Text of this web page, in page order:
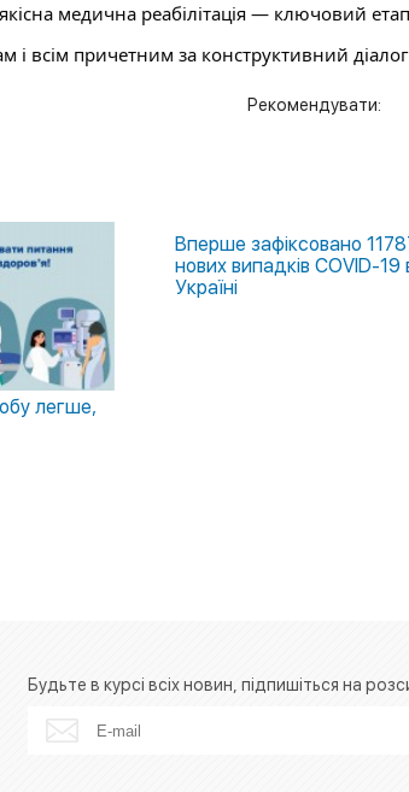
медична реабілітація — ключовий
і всім причетним за конструктивний
Рекомендувати:
легше,
Вперше зафіксовано
нових випадків COVID-19
Україні
Будьте в курсі всіх новин, підпишіться на